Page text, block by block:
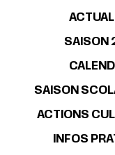
SAISON
SAISON
ACTIONS
INFOS